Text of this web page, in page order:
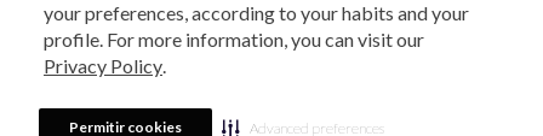
your preferences, according to your habits and your
profile. For more information, you can visit our
Privacy Policy.
Permitir cookies Advanced preferences
2025 - Veste S.A Estilo. Todos os direitos reservados - A loja Estoque reserva-
se no direito de corrigir ou alterar informações como: preços, promoções e
880 5520.Horário de Atendimento:
Sábados das 8h às 14h, exceto feriados. Veste S.A Estilo. Rua Othão, 405, Vila